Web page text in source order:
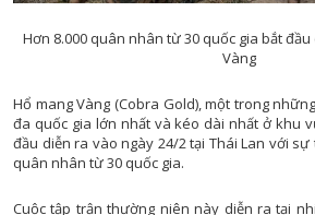
Hơn 8.000 quân nhân từ 30 quốc gia bắt đầu
Vàng
Hổ mang Vàng (Cobra Gold), một trong
đa quốc gia lớn nhất và kéo dài nhất ở khu
đầu diễn ra vào ngày 24/2 tại Thái Lan với sự
quân nhân từ 30 quốc gia.
Cuộc tập trận thường niên này diễn ra tại